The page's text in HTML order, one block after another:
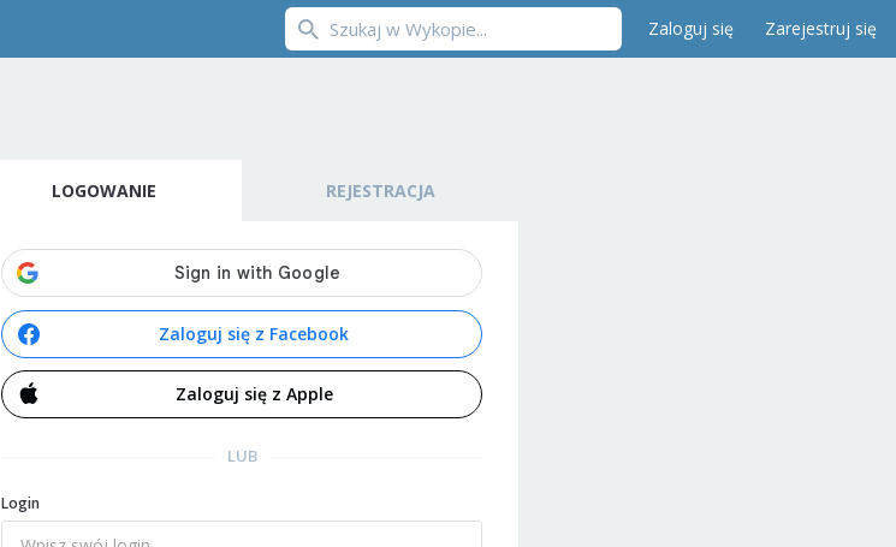
Zaloguj się Zarejestruj się
LOGOWANIE REJESTRACJA
Zaloguj się z Facebook
Zaloguj się z Apple
LUB
Login